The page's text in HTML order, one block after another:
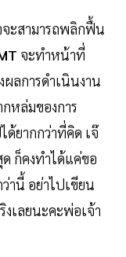
ะสามารถพลิกฟื้น
จะทำหน้าที่
ผลการดำเนินงาน
หล่มของการ
ด้ยากกว่าที่คิด เจ๊
ก็คงทำได้แค่ขอ
านี้ อย่าไปเขียน
งเลยนะคะพ่อเจ้า